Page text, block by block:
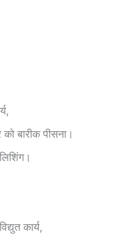
बारीक पीसना।
कार्य,